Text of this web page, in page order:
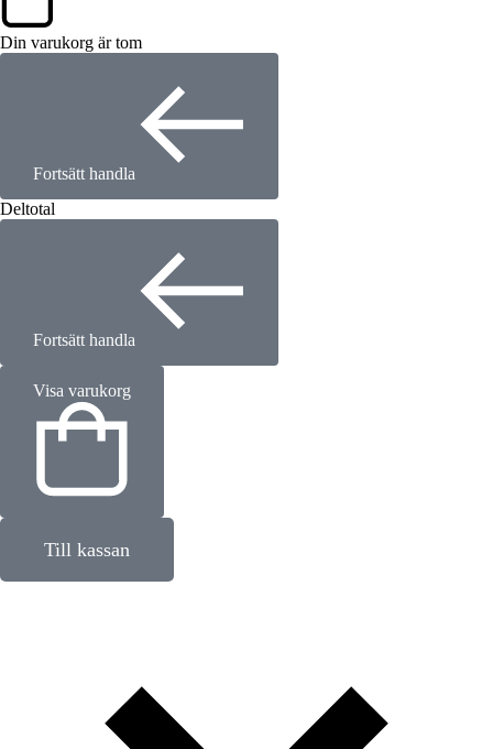
Din varukorg är tom
Fortsätt handla
Deltotal
Fortsätt handla
Visa varukorg
Till kassan